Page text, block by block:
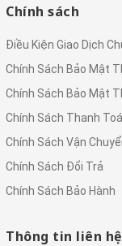
Chính sách
Điều Kiện Giao Dịch
Chính Sách Bảo Mật
Chính Sách Bảo Mật
Chính Sách Thanh
Chính Sách Vận
Chính Sách Đổi Trả
Chính Sách Bảo Hành
Thông tin liên hệ